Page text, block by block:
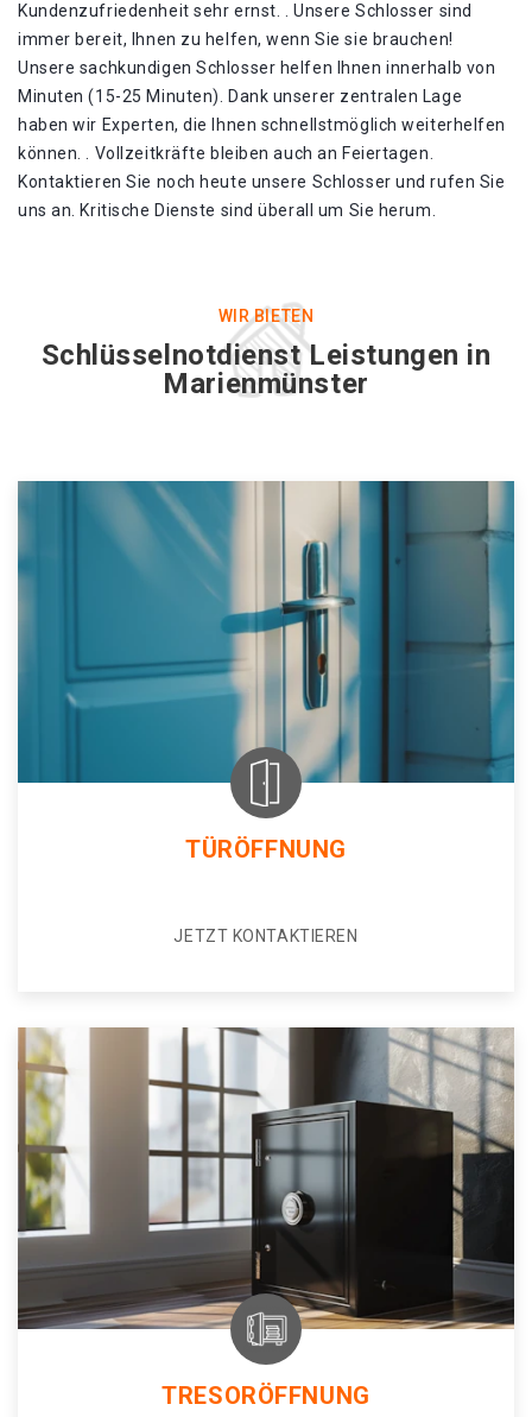
Kundenzufriedenheit sehr ernst. . Unsere Schlosser sind
immer bereit, Ihnen zu helfen, wenn Sie sie brauchen!
Unsere sachkundigen Schlosser helfen Ihnen innerhalb von
Minuten (15-25 Minuten). Dank unserer zentralen Lage
haben wir Experten, die Ihnen schnellstmöglich weiterhelfen
können. . Vollzeitkräfte bleiben auch an Feiertagen.
Kontaktieren Sie noch heute unsere Schlosser und rufen Sie
uns an. Kritische Dienste sind überall um Sie herum.
WIR BIETEN
Schlüsselnotdienst Leistungen in
Marienmünster
TÜRÖFFNUNG
JETZT KONTAKTIEREN
TRESORÖFFNUNG